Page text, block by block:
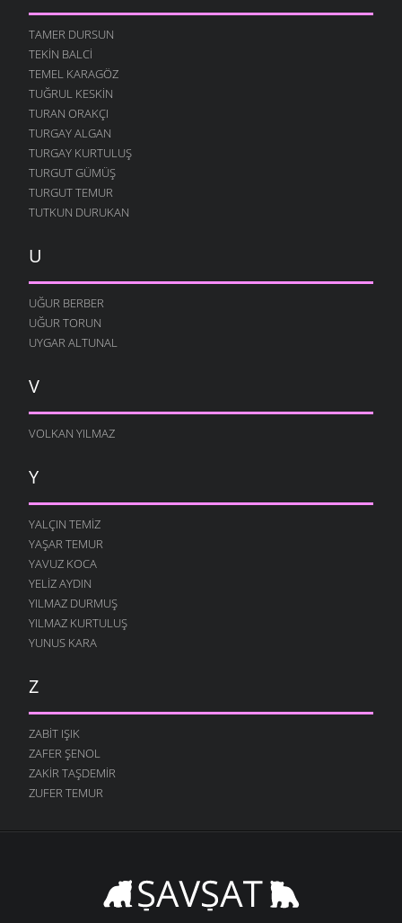
TAMER DURSUN
TEKIN BALCI
TEMEL KARAGÖZ
TUĞRUL KESKIN
TURAN ORAKÇI
TURGAY ALGAN
TURGAY KURTULUŞ
TURGUT GÜMÜŞ
TURGUT TEMUR
TUTKUN DURUKAN
U
UĞUR BERBER
UĞUR TORUN
UYGAR ALTUNAL
V
VOLKAN YILMAZ
Y
YALÇIN TEMIZ
YAŞAR TEMUR
YAVUZ KOCA
YELIZ AYDIN
YILMAZ DURMUŞ
YILMAZ KURTULUŞ
YUNUS KARA
Z
ZABIT IŞIK
ZAFER ŞENOL
ZAKIR TAŞDEMIR
ZUFER TEMUR